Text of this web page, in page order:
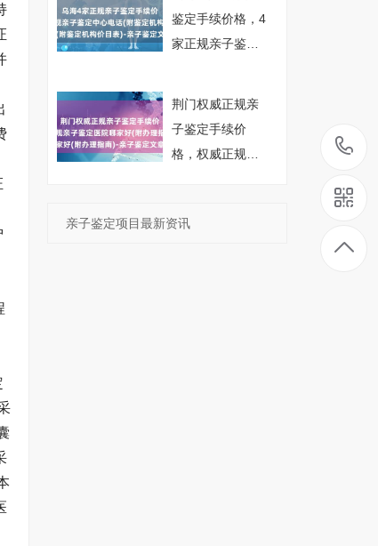
鉴定手续价格，4
家正规亲子鉴定
荆门权威正规亲
子鉴定手续价
格，权威正规亲
亲子鉴定文章
亲子鉴定项目最新资讯